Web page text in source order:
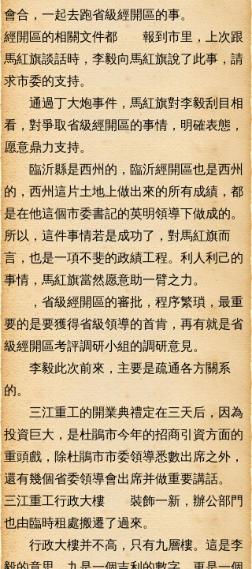
會合，一起去跑省級經開區的事。
經開區的相關文件都 報到市里，上次跟
馬紅旗談話時，李毅向馬紅旗說了此事，請
求市委的支持。
通過丁大炮事件，馬紅旗對李毅刮目相
看，對爭取省級經開區的事情，明確表態，
愿意鼎力支持。
臨沂縣是西州的，臨沂經開區也是西州
的，西州這片土地上做出來的所有成績，都
是在他這個市委書記的英明領導下做成的。
所以，這件事情若是成功了，對馬紅旗而
言，也是一項不斐的政績工程。利人利己的
事情，馬紅旗當然愿意助一臂之力。
，省級經開區的審批，程序繁瑣，最重
要的是要獲得省級領導的首肯，再有就是省
級經開區考評調研小組的調研意見。
李毅此次前來，主要是疏通各方關系
的。
三江重工的開業典禮定在三天后，因為
投資巨大，是杜鵑市今年的招商引資方面的
重頭戲，除杜鵑市市委領導悉數出席之外，
還有幾個省委領導會出席并做重要講話。
三江重工行政大樓 裝飾一新，辦公部門
也由臨時租處搬遷了過來。
行政大樓并不高，只有九層樓。這是李